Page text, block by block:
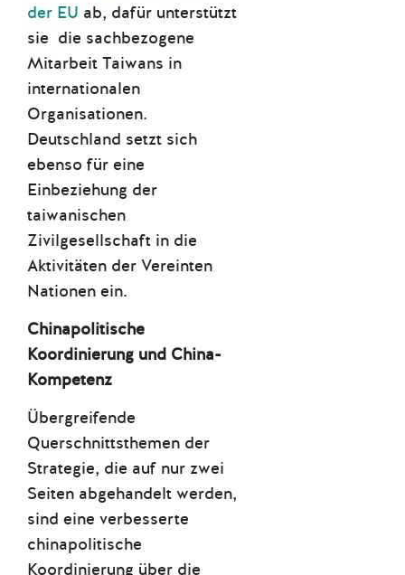
der EU ab, dafür unterstützt
sie die sachbezogene
Mitarbeit Taiwans in
internationalen
Organisationen.
Deutschland setzt sich
ebenso für eine
Einbeziehung der
taiwanischen
Zivilgesellschaft in die
Aktivitäten der Vereinten
Nationen ein.
Chinapolitische
Koordinierung und China-
Kompetenz
Übergreifende
Querschnittsthemen der
Strategie, die auf nur zwei
Seiten abgehandelt werden,
sind eine verbesserte
chinapolitische
Koordinierung über die